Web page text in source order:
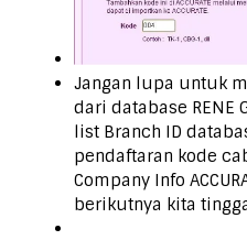
Jangan lupa untuk
dari database RENE
list Branch ID
pendaftaran kode
Company Info
berikutnya kita